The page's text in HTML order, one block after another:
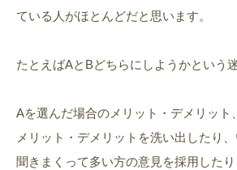
ている人がほとんどだと思います。
たとえばAとBどちらにしようかという
Aを選んだ場合のメリット・デメリット
メリット・デメリットを洗い出したり
聞きまくって多い方の意見を採用した